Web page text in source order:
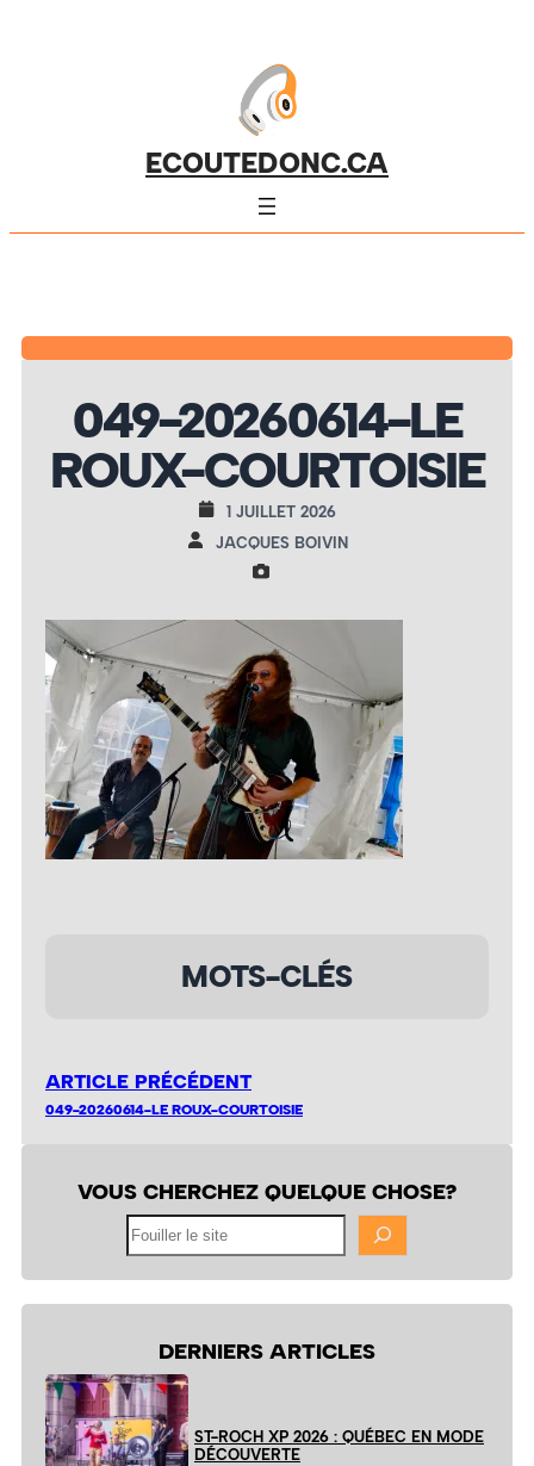
ECOUTEDONC.CA
049-20260614-LE
ROUX-COURTOISIE
1 JUILLET 2026
JACQUES BOIVIN
MOTS-CLÉS
ARTICLE PRÉCÉDENT
049-20260614-LE ROUX-COURTOISIE
VOUS CHERCHEZ QUELQUE CHOSE?
DERNIERS ARTICLES
ST-ROCH XP 2026 : QUÉBEC EN MODE
DÉCOUVERTE